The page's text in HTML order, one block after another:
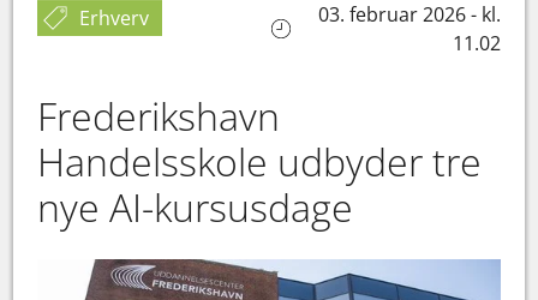
Erhverv
03. februar 2026 - kl.
11.02
Frederikshavn
Handelsskole udbyder tre
nye AI-kursusdage